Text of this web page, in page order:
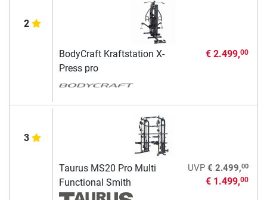
2
BodyCraft Kraftstation X-
Press pro
€ 2.499,00
3
Taurus MS20 Pro Multi
Functional Smith
UVP € 2.499,00
€ 1.499,00